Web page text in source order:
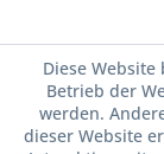
Diese
Betrieb der
werden.
dieser Website